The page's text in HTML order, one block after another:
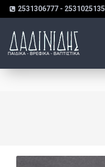
2531306777 - 2531025135